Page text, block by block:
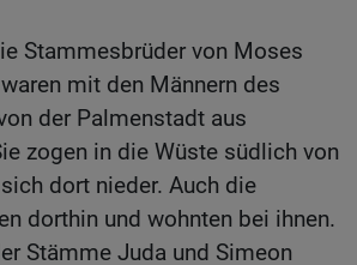
Stammesbrüder von Moses
mit den Männern des
der Palmenstadt aus
zogen in die Wüste südlich von
dort nieder. Auch die
dorthin und wohnten bei ihnen.
Stämme Juda und Simeon